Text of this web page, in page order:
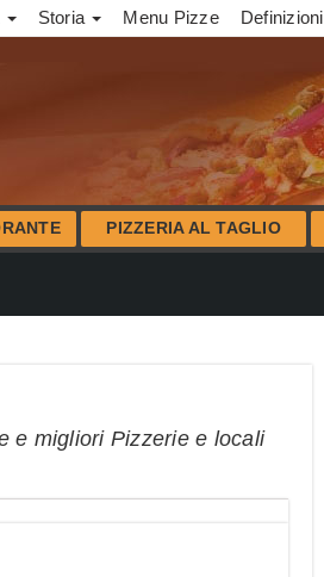
Storia Menu Pizze Definizioni
PIZZERIA AL TAGLIO
e migliori Pizzerie e locali